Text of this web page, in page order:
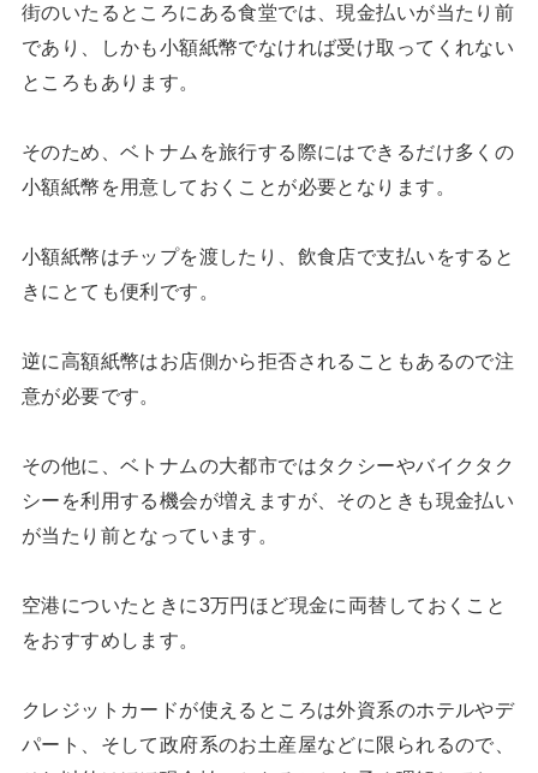
街のいたるところにある食堂では、現金払いが当たり前
であり、しかも小額紙幣でなければ受け取ってくれない
ところもあります。
そのため、ベトナムを旅行する際にはできるだけ多くの
小額紙幣を用意しておくことが必要となります。
小額紙幣はチップを渡したり、飲食店で支払いをすると
きにとても便利です。
逆に高額紙幣はお店側から拒否されることもあるので注
意が必要です。
その他に、ベトナムの大都市ではタクシーやバイクタク
シーを利用する機会が増えますが、そのときも現金払い
が当たり前となっています。
空港についたときに3万円ほど現金に両替しておくこと
をおすすめします。
クレジットカードが使えるところは外資系のホテルやデ
パート、そして政府系のお土産屋などに限られるので、